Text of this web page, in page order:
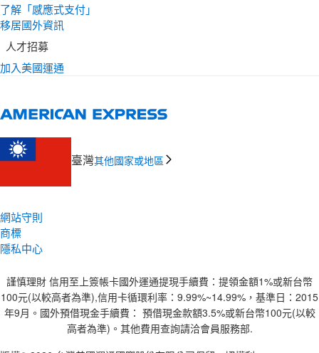
了解「感應式支付」
移居國外資訊
人才招募
加入美國運通
臺灣其他國家或地區
網站守則
商標
隱私中心
謹慎理財 信用至上簽帳卡國外運通提現手續費：提領金額1%或新台幣
100元(以較高者為準),信用卡循環利率：9.99%~14.99%，基準日：2015
年9月。國外預借現金手續費： 預借現金款額3.5%或新台幣100元(以較
高者為準)。其他費用查詢請洽會員服務部.